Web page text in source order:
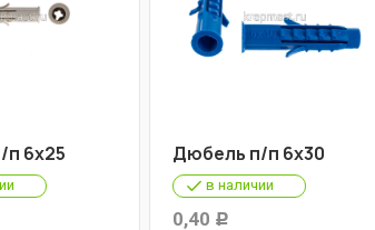
6х25 Дюбель п/п 6х30
в наличии
0,40 Р